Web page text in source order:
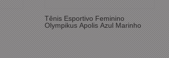
Tênis Esportivo Feminino
Olympikus Apolis Azul Marinho